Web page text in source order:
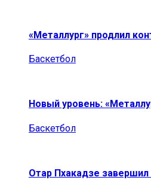
«Металлург» продлил
Баскетбол
Новый уровень:
Баскетбол
Отар Пхакадзе